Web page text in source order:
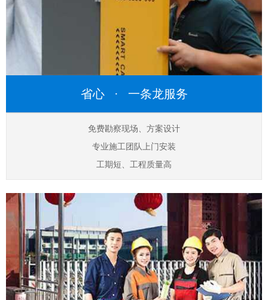
省心 · 一条龙服务
免费勘察现场、方案设计
专业施工团队上门安装
工期短、工程质量高